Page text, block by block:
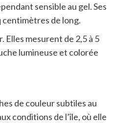
sensible au gel. Ses
centimètres de long.
mesurent de 2,5 à 5
lumineuse et colorée
de couleur subtiles au
conditions de l’île, où elle